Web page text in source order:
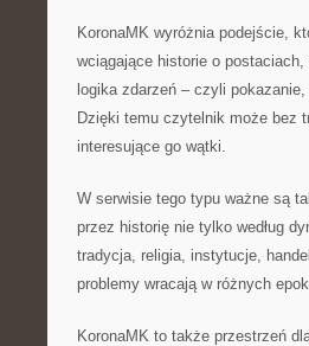
KoronaMK wyróżnia podejście,
wciągające historie o
logika zdarzeń – czyli
Dzięki temu czytelnik może bez
interesujące go wątki.
W serwisie tego typu ważne są
przez historię nie tylko według
tradycja, religia, instytucje,
problemy wracają w różnych
KoronaMK to także przestrzeń